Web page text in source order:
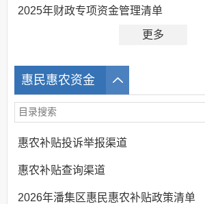
2025年财政专项资金管理清单
更多
惠民惠农资金
惠农补贴投诉举报渠道
惠农补贴查询渠道
2026年潘集区惠民惠农补贴政策清单